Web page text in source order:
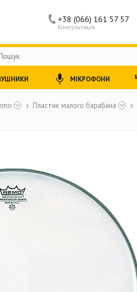
Пластик малого барабана
Консультація
+38 (066) 161 57 57
МІКРОФОНИ